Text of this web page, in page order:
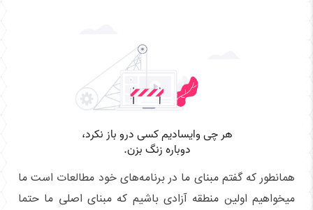
همانطور که گفتم مبنای ما در برنامه‌های خود مطالعات است ما
میخواهیم اولین منطقه آزادی باشیم که مبنای اصلی ما حتما